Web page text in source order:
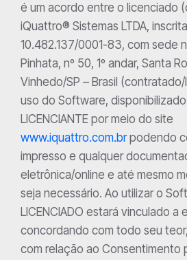
é um acordo entre o licenciado
iQuattro® Sistemas LTDA,
10.482.137/0001-83, com sede
Pinhata, nº 50, 1º andar, Santa
Vinhedo/SP – Brasil
uso do Software,
LICENCIANTE por meio do site
www.iquattro.com.brpodendo
impresso e qualquer
eletrônica/online e até mesmo
seja necessário. Ao utilizar o
LICENCIADO estará vinculado a
concordando com todo seu
com relação ao Consentimento